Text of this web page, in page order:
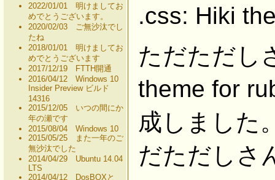
.css: Hiki
ただただし
theme for
成しました
だただしさ
2022/01/01 明けましてお
めでとうございます。
2020/02/03 ご無沙汰でし
たね
2018/01/01 明けましてお
めでとうございます
2017/12/19 FTTH開通
2016/04/12 Windows 10
Insider Preview ビルド
14316
2015/12/05 いつの間にか
年の瀬です
2015/08/04 Windows 10
2015/05/25 また一年のご
無沙汰でした
2014/04/29 Ubuntu 14.04
LTS
2014/04/12 DosBOXと